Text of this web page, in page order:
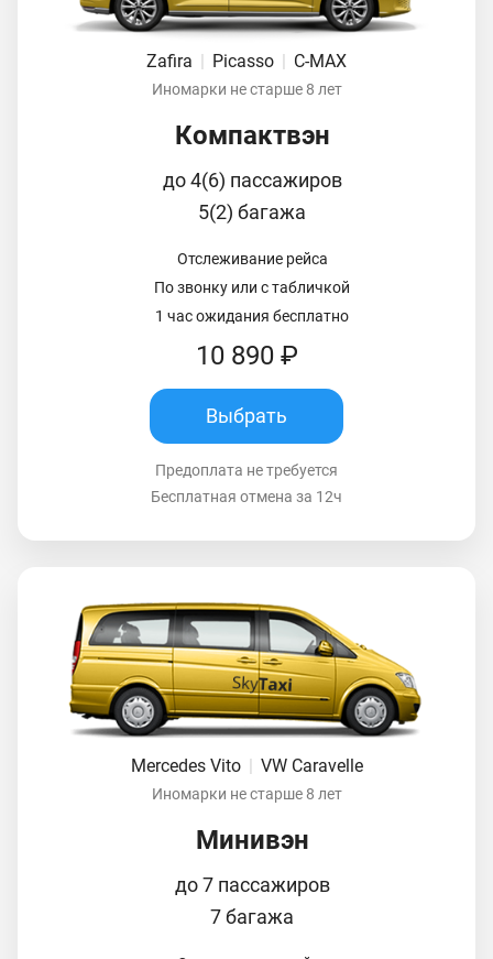
Zafira | Picasso | C-MAX
Иномарки не старше 8 лет
Компактвэн
до 4(6) пассажиров
5(2) багажа
Отслеживание рейса
По звонку или с табличкой
1 час ожидания бесплатно
10 890 ₽
Выбрать
Предоплата не требуется
Бесплатная отмена за 12ч
Mercedes Vito VW Caravelle
Иномарки не старше 8 лет
Минивэн
до 7 пассажиров
7 багажа